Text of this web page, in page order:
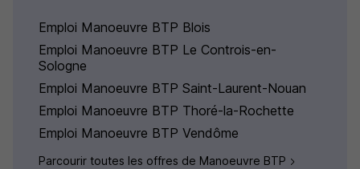
Emploi Manoeuvre BTP Blois
Emploi Manoeuvre BTP Le Controis-en-
Sologne
Emploi Manoeuvre BTP Saint-Laurent-Nouan
Emploi Manoeuvre BTP Thoré-la-Rochette
Emploi Manoeuvre BTP Vendôme
Parcourir toutes les offres de Manoeuvre BTP